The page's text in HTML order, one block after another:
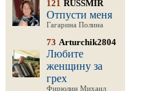
121 RUSSMIR
Отпусти меня
Гагарина Полина
73 Arturchik2804
Любите
женщину за
грех
Фирюлин Михаил